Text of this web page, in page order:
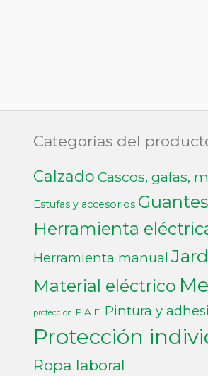
Categorías del
Calzado Cascos, gafas,
Estufas y accesorios Guantes
Herramienta
Herramienta manual
Material eléctrico
protección P.A.E. Pintura y
Protección
Ropa laboral